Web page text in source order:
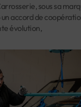
sous sa
accord de
évolution,